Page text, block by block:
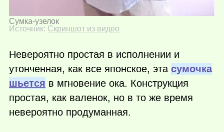
Сумка-узелок
Источник: Скриншот из видео
Невероятно простая в исполнении и
утонченная, как все японское, эта сумочка
шьется в мгновение ока. Конструкция
простая, как валенок, но в то же время
невероятно продуманная.